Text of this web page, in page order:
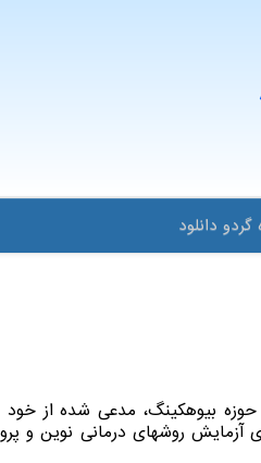
گردو دانلود
حوزه بیوهکینگ، مدعی شده از
آزمایش روشهای درمانی نوین و